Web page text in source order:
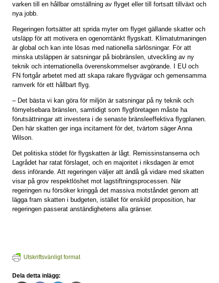
varken till en hållbar omställning av flyget eller till fortsatt tillväxt och
nya jobb.
Regeringen fortsätter att sprida myter om flyget gällande skatter och
utsläpp för att motivera en ogenomtänkt flygskatt. Klimatutmaningen
är global och kan inte lösas med nationella särlösningar. För att
minska utsläppen är satsningar på biobränslen, utveckling av ny
teknik och internationella överenskommelser avgörande. I EU och
FN fortgår arbetet med att skapa rakare flygvägar och gemensamma
ramverk för ett hållbart flyg.
– Det bästa vi kan göra för miljön är satsningar på ny teknik och
förnyelsebara bränslen, samtidigt som flygföretagen måste ha
förutsättningar att investera i de senaste bränsleeffektiva flygplanen.
Den här skatten ger inga incitament för det, tvärtom säger Anna
Wilson.
Det politiska stödet för flygskatten är lågt. Remissinstanserna och
Lagrådet har ratat förslaget, och en majoritet i riksdagen är emot
dess införande. Att regeringen väljer att ändå gå vidare med skatten
visar på grov respektlöshet mot lagstiftningsprocessen. När
regeringen nu försöker kringgå det massiva motståndet genom att
lägga fram skatten i budgeten, istället för enskild proposition, har
regeringen passerat anständighetens alla gränser.
Utskriftsvänligt format
Dela detta inlägg: